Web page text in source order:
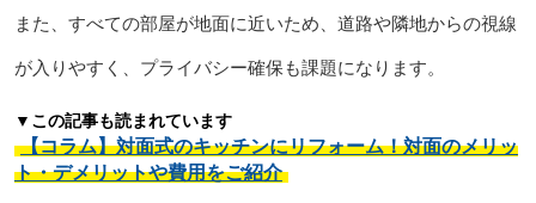
また、すべての部屋が地面に近いため、道路や隣地からの視線
が入りやすく、プライバシー確保も課題になります。
▼この記事も読まれています
【コラム】対面式のキッチンにリフォーム！対面のメリッ
ト・デメリットや費用をご紹介